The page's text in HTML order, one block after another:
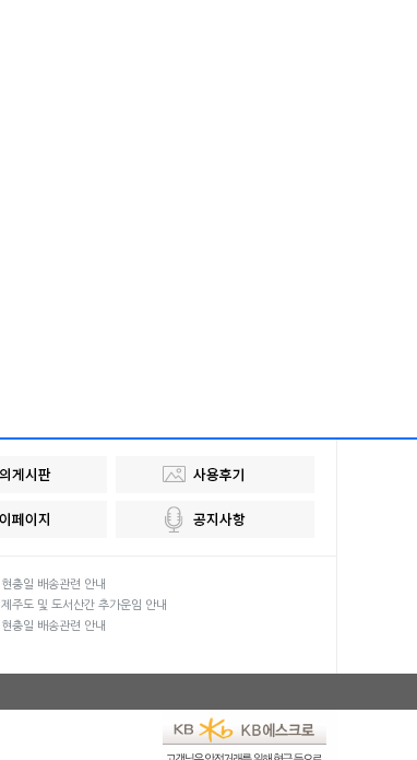
현충일 배송관련 안내
제주도 및 도서산간 추가운임 안내
현충일 배송관련 안내